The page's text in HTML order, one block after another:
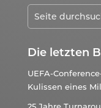
Die letzten
UEFA-
Kulissen eines